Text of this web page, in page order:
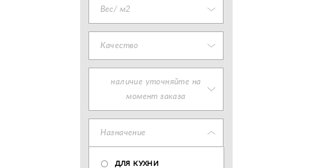
Вес/ м2
Качество
наличие уточняйте на
момент заказа
Назначение
ДЛЯ КУХНИ